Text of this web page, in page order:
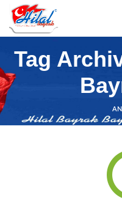
Tag